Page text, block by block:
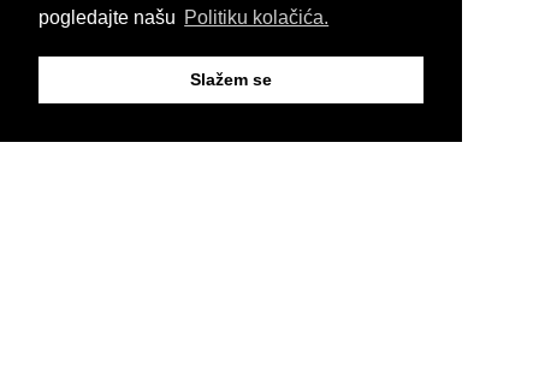
pogledajte našu Politiku kolačića.
Slažem se